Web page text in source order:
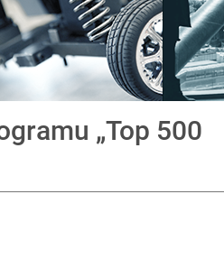
„Top 500